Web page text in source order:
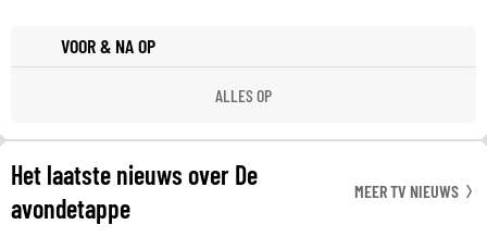
VOOR & NA OP
ALLES OP
Het laatste nieuws over De
avondetappe
MEER TV NIEUWS